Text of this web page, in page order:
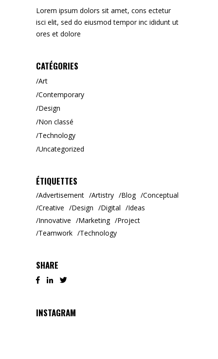
Lorem ipsum dolors sit amet, cons ectetur
isci elit, sed do eiusmod tempor inc ididunt ut
ores et dolore
CATÉGORIES
Art
Contemporary
Design
Non classé
Technology
Uncategorized
ÉTIQUETTES
Advertisement Artistry Blog
Conceptual
Creative
Design Digital
Ideas
Innovative
Marketing
Project
Teamwork
Technology
SHARE
INSTAGRAM